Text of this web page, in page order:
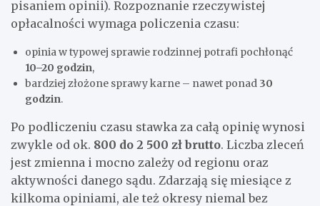
pisaniem opinii). Rozpoznanie rzeczywistej
opłacalności wymaga policzenia czasu:
opinia w typowej sprawie rodzinnej potrafi pochłonąć
10–20 godzin,
bardziej złożone sprawy karne – nawet ponad 30
godzin.
Po podliczeniu czasu stawka za całą opinię wynosi
zwykle od ok. 800 do 2 500 zł brutto. Liczba zleceń
jest zmienna i mocno zależy od regionu oraz
aktywności danego sądu. Zdarzają się miesiące z
kilkoma opiniami, ale też okresy niemal bez